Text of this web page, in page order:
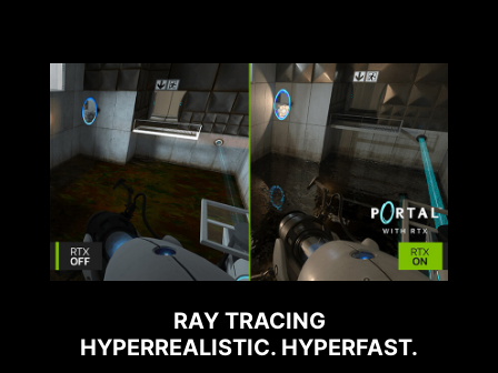
RAY TRACING
HYPERREALISTIC. HYPERFAST.